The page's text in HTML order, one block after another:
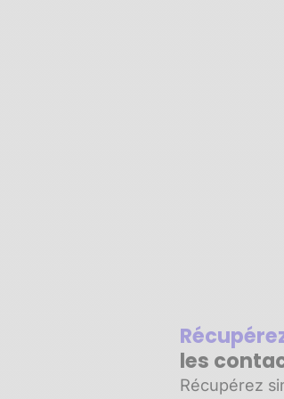
les
Récupérez